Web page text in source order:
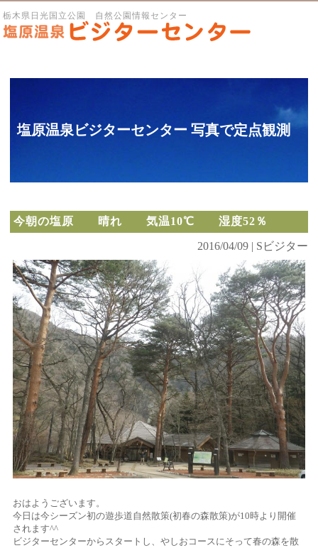
栃木県日光国立公園 自然公園情報センター
塩原温泉ビジターセンター 写真で定点観測
今朝の塩原 晴れ 気温10℃ 湿度52％
2016/04/09 | Sビジター
おはようございます。
今日は今シーズン初の遊歩道自然散策(初春の森散策)が10時より開催
されます^^
ビジターセンターからスタートし、やしおコースにそって春の森を散